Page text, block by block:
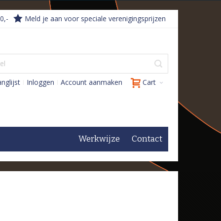
Meld je aan voor speciale verenigingsprijzen
Cart
Inloggen Account aanmaken
Contact
Werkwijze